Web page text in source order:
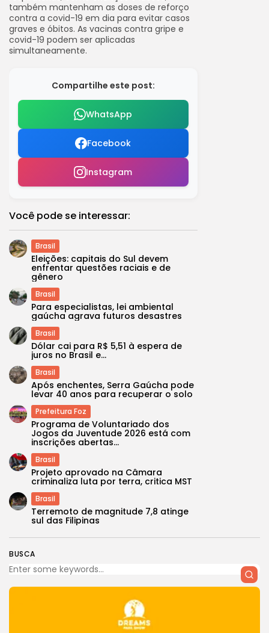
BUSCA
também mantenham as doses de reforço
contra a covid-19 em dia para evitar casos
graves e óbitos. As vacinas contra gripe e
covid-19 podem ser aplicadas
simultaneamente.
Compartilhe este post:
WhatsApp
Facebook
Instagram
Você pode se interessar:
Brasil
Eleições: capitais do Sul devem
enfrentar questões raciais e de
gênero
Brasil
Para especialistas, lei ambiental
gaúcha agrava futuros desastres
Brasil
Dólar cai para R$ 5,51 à espera de
juros no Brasil e...
Brasil
Após enchentes, Serra Gaúcha pode
levar 40 anos para recuperar o solo
Prefeitura Foz
Programa de Voluntariado dos
Jogos da Juventude 2026 está com
inscrições abertas...
Brasil
Projeto aprovado na Câmara
criminaliza luta por terra, critica MST
Brasil
Terremoto de magnitude 7,8 atinge
sul das Filipinas